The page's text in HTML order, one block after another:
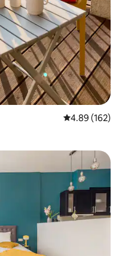
औसत रेटिंग 5 में से
4.89 (162)